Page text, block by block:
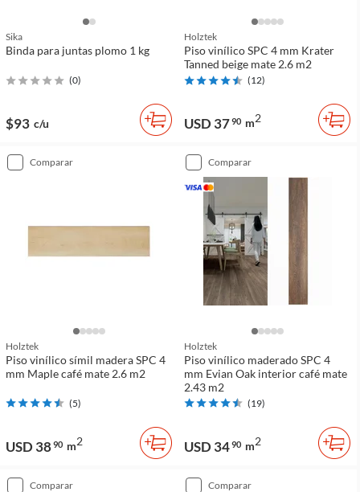
Sika
Binda para juntas plomo 1 kg
(0)
$93 c/u
Holztek
Piso vinílico SPC 4 mm Krater
Tanned beige mate 2.6 m2
(12)
USD 3790 m2
comparar
Holztek
Piso vinílico símil madera SPC 4
mm Maple café mate 2.6 m2
(5)
USD 3890 m2
comparar
Holztek
Piso vinílico maderado SPC 4
mm Evian Oak interior café mate
2.43 m2
(19)
USD 3490 m2
comparar comparar